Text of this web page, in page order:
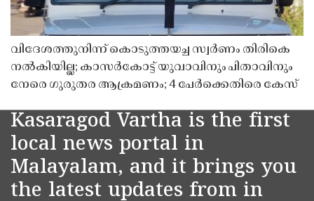
വിദേശത്തുനിന്ന് കൊടുത്തയച്ച സ്വർണം തിരികെ
നൽകിയില്ല; കാസർകോട്ട് യുവാവിനും പിതാവിനും
നേരെ ഗുരുതര ആക്രമണം; 4 പേർക്കെതിരെ കേസ്
Kasaragod Vartha is the first
local news portal in
Malayalam, and it brings you
the latest updates from in